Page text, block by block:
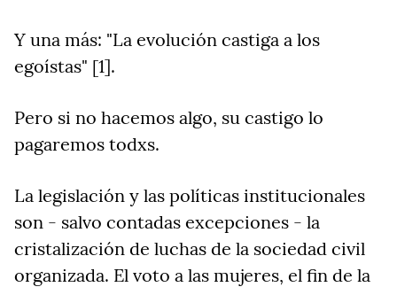
Y una más: "La evolución castiga a los
egoístas" [1].
Pero si no hacemos algo, su castigo lo
pagaremos todxs.
La legislación y las políticas institucionales
son - salvo contadas excepciones - la
cristalización de luchas de la sociedad civil
organizada. El voto a las mujeres, el fin de la